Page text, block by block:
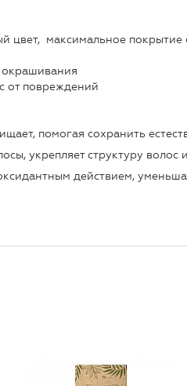
цвет, максимальное покрытие
окрашивания
от повреждений
помогая сохранить
укрепляет структуру волос
действием,